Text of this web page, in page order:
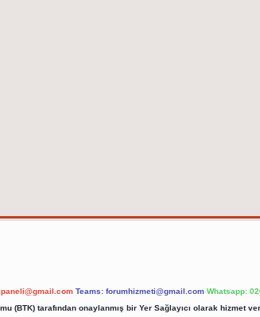
Teams: forumhizmeti@gmail.com Whatsapp:
(BTK) tarafından onaylanmış bir Yer Sağlayıcı olarak